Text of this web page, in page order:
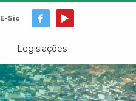
E-Sic
Legislações